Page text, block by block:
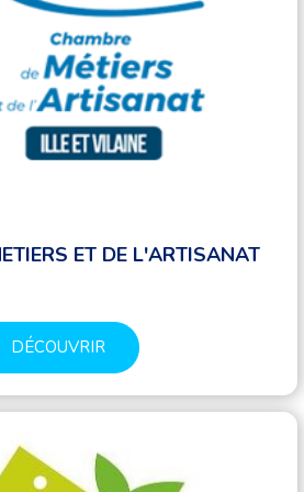
ET DE L'ARTISANAT
DÉCOUVRIR